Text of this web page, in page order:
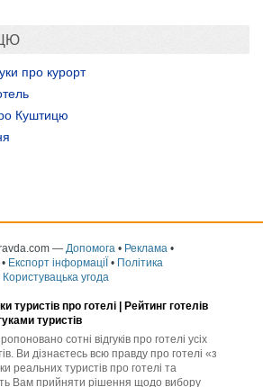
про курорт
Куштицю
— Допомога • Реклама •
• Експорт інформаціЇ • Політика
Користувацька угода
туристів про готелі | Рейтинг готелів
туристів
сотні відгуків про готелі усіх
Ви дізнаєтесь всю правду про готелі «з
реальних туристів про готелі та
Вам прийняти рішення щодо вибору